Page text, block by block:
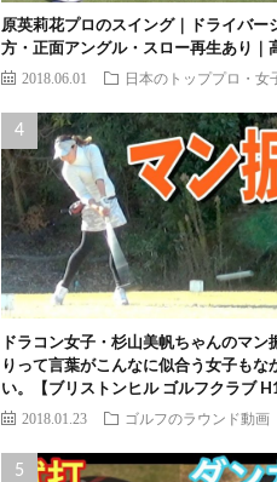
原英莉花プロのスイング｜ドライバー
方・正面アングル・スロー再生あり｜
2018.06.01 日本のトッププロ・女
ドラコン女子・杉山美帆ちゃんのマン
りって言葉がこんなに似合う女子もな
い。【ブリストンヒル ゴルフクラブ
2018.01.23 ゴルフのラウンド動画